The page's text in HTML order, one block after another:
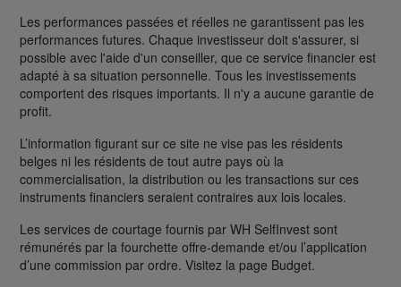
Les performances passées et réelles ne garantissent pas les
performances futures. Chaque investisseur doit s'assurer, si
possible avec l'aide d'un conseiller, que ce service financier est
adapté à sa situation personnelle. Tous les investissements
comportent des risques importants. Il n'y a aucune garantie de
profit.
L’information figurant sur ce site ne vise pas les résidents
belges ni les résidents de tout autre pays où la
commercialisation, la distribution ou les transactions sur ces
instruments financiers seraient contraires aux lois locales.
Les services de courtage fournis par WH SelfInvest sont
rémunérés par la fourchette offre-demande et/ou l’application
d’une commission par ordre. Visitez la page Budget.